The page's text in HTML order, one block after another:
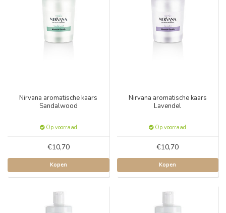
Nirvana aromatische kaars
Sandalwood
Op voorraad
€10,70
Kopen
Nirvana aromatische kaars
Lavendel
Op voorraad
€10,70
Kopen